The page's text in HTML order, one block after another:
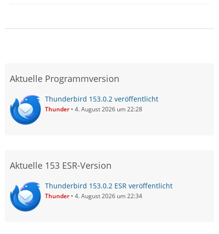
Aktuelle Programmversion
Thunderbird 153.0.2 veröffentlicht
Thunder 4. August 2026 um 22:28
Aktuelle 153 ESR-Version
Thunderbird 153.0.2 ESR veröffentlicht
Thunder 4. August 2026 um 22:34